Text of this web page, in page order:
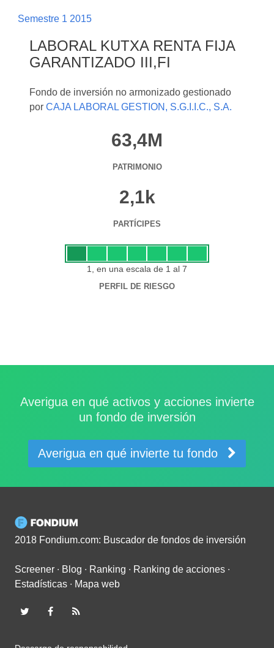
Semestre 1 2015
LABORAL KUTXA RENTA FIJA
GARANTIZADO III,FI
Fondo de inversión no armonizado gestionado
por CAJA LABORAL GESTION, S.G.I.I.C., S.A.
63,4M
PATRIMONIO
2,1k
PARTÍCIPES
1, en una escala de 1 al 7
PERFIL DE RIESGO
Averigua en qué activos y acciones invierte
un fondo de inversión
Averigua en qué invierte tu fondo
2018 Fondium.com: Buscador de fondos de inversión
Screener ∙ Blog ∙ Ranking ∙ Ranking de acciones ∙
Estadísticas ∙ Mapa web